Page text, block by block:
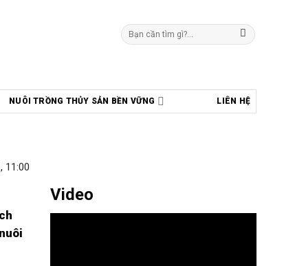
Tìm
kiếm:
NUÔI TRỒNG THỦY SẢN BỀN VỮNG LIÊN HỆ
11:00
Video